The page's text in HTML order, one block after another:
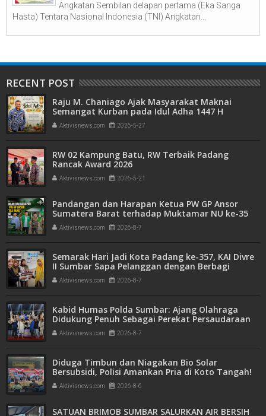
Angkatan Sembilan delapan pertama (Eka Sanga
Hasta) Tentara Nasional Indonesia (TNI) Angkatan...
RECENT POST
Raju M. Chaniago Ajak Masyarakat Maknai
Semangat Kurban pada Idul Adha 1447 H
Aktivisnews.com 2026-5-27
RW 02 Kampung Batu, RW Terbaik Padang
Rancak Award 2026
Aktivisnews.com 2026-5-21
Pandangan dan Harapan Ketua PW GP Ansor
Sumatera Barat terhadap Muktamar NU ke-35
Aktivisnews.com 2026-8-7
Semarak Hari Jadi Kota Padang ke-357, KAI Divre
II Sumbar Sapa Pelanggan dengan Berbagi
Apresiasi di Stasiun Padang
Aktivisnews.com 2026-8-7
Kabid Humas Polda Sumbar: Ajang Olahraga
Didukung Penuh Sebagai Perekat Persaudaraan
dan Kamtibmas
Aktivisnews.com 2026-8-7
Diduga Timbun dan Niagakan Bio Solar
Bersubsidi, Polisi Amankan Pria di Koto Tangah!
1.350 Liter BBM Disita
Aktivisnews.com 2026-8-6
SATUAN BRIMOB SUMBAR SALURKAN AIR BERSIH